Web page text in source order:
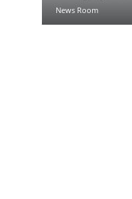
News Room